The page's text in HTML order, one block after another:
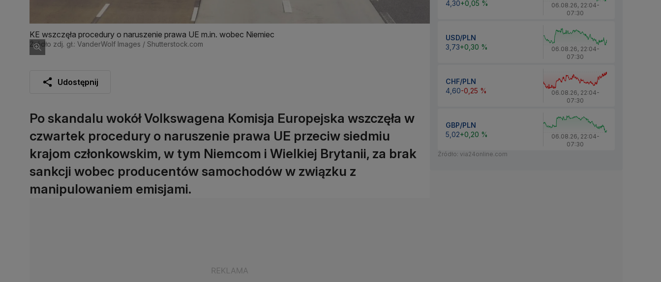
KE wszczęła procedury o naruszenie prawa UE m.in. wobec Niemiec
Źródło zdj. gł.: VanderWolf Images / Shutterstock.com
Udostępnij
Po skandalu wokół Volkswagena Komisja Europejska wszczęła w
czwartek procedury o naruszenie prawa UE przeciw siedmiu
krajom członkowskim, w tym Niemcom i Wielkiej Brytanii, za brak
sankcji wobec producentów samochodów w związku z
manipulowaniem emisjami.
4,30+0,05 % 06.08.26, 22:04-
07:30
USD/PLN
3,73+0,30 % 06.08.26, 22:04-
07:30
CHF/PLN
4,60-0,25 % 06.08.26, 22:04-
07:30
GBP/PLN
5,02+0,20 % 06.08.26, 22:04-
07:30
Źródło: via24online.com